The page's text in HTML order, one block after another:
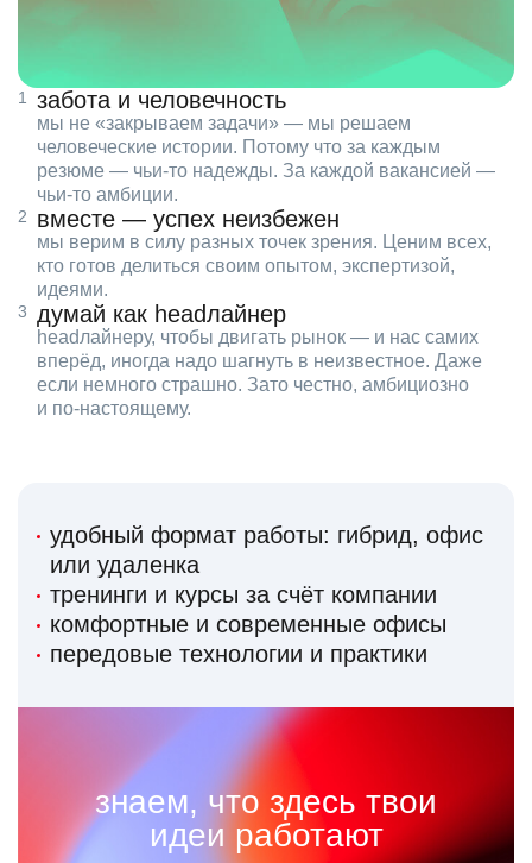
забота и человечность
мы не «закрываем задачи» — мы решаем
человеческие истории. Потому что за каждым
резюме — чьи‑то надежды. За каждой вакансией —
чьи‑то амбиции.
вместе — успех неизбежен
мы верим в силу разных точек зрения. Ценим всех,
кто готов делиться своим опытом, экспертизой,
идеями.
думай как headлайнер
headлайнеру, чтобы двигать рынок — и нас самих
вперёд, иногда надо шагнуть в неизвестное. Даже
если немного страшно. Зато честно, амбициозно
и по‑настоящему.
удобный формат работы: гибрид, офис
или удаленка
тренинги и курсы за счёт компании
комфортные и современные офисы
передовые технологии и практики
знаем, что здесь твои
идеи работают